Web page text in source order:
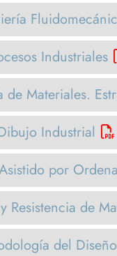
Industriales
de Materiales.
Industrial
por
Resistencia de
del Diseño